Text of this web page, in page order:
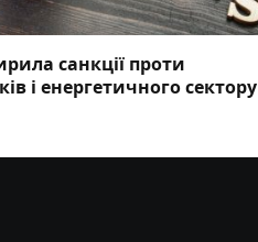
санкції проти
і енергетичного сектору